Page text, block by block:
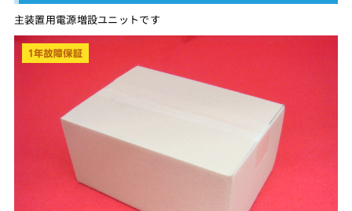
主装置用電源増設ユニットです